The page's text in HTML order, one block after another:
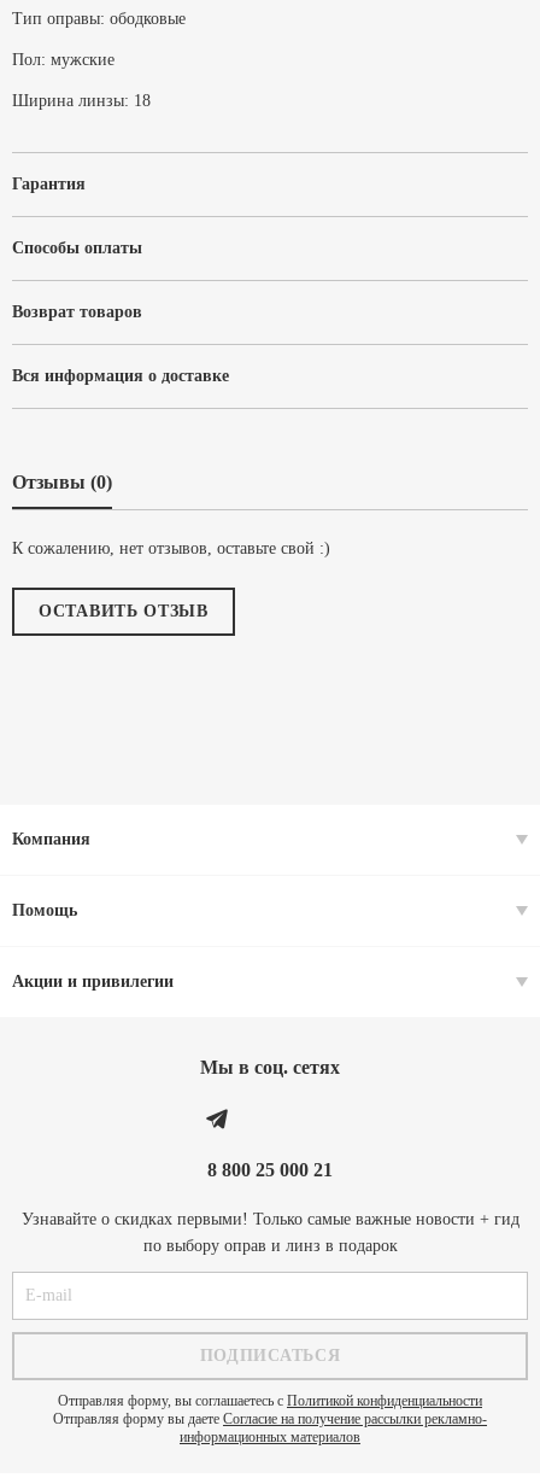
Тип оправы: ободковые
Пол: мужские
Ширина линзы: 18
Гарантия
Способы оплаты
Возврат товаров
Вся информация о доставке
Отзывы (0)
К сожалению, нет отзывов, оставьте свой :)
ОСТАВИТЬ ОТЗЫВ
Компания
Помощь
Акции и привилегии
Мы в соц. cетях
8 800 25 000 21
Узнавайте о скидках первыми! Только самые важные новости + гид
по выбору оправ и линз в подарок
Отправляя форму, вы соглашаетесь с Политикой конфиденциальности
Отправляя форму вы даете Согласие на получение рассылки рекламно-
информационных материалов